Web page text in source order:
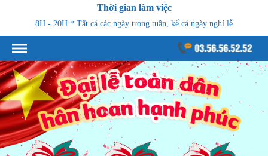
Thời gian làm việc
8H - 20H * Tất cả các ngày trong tuần, kể cả ngày nghỉ lễ
03.56.56.52.52